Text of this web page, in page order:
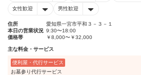
女性歓迎 男性歓迎
住所
愛知県一宮市平和３－３－１
本日の営業状況 9:30〜18:00
価格帯
￥8,000〜￥32,000
主な料金・サービス
便利屋・代行サービス
お墓参り代行サービス